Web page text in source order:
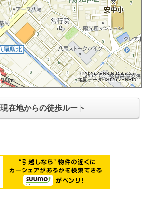
100m
©2026 ZENRIN DataCom
地図データ©2026 ZENRIN
現在地からの徒歩ルート